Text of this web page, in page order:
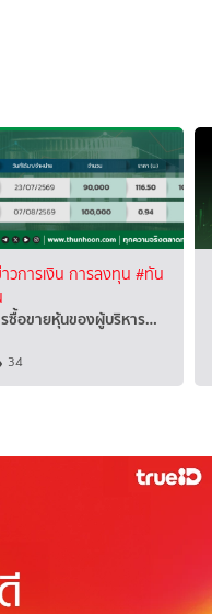
วการเงิน การลงทุน #ทัน
ซื้อขายหุ้นของผู้บริหาร…
34